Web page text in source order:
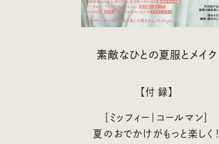
素敵なひとの夏服とメイク
【付 録】
［ミッフィー｜コールマン］
夏のおでかけがもっと楽しく！